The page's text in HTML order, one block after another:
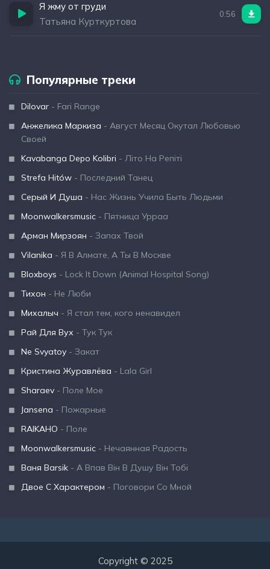
Я жму от груди
Татьяна Курткуртова
0:56
Популярные треки
Dilovar - Fari Range
Анжелика Маркиза - Август Месяц Окутал Любовью
Своей
Kavabanga Depo Kolibri - Літо На Репіті
Strefa Hitów - Последний Танец
Серый И Душа - Нас Жизнь Учила Быть Людьми
Moonwalkersmusic - Пятница Урраа
Арман Мирзоян - Запах Твой
Vilanika - Я В Алмате, А Ты В Москве
Bloxboys - Lock It Down (Animal Hospital Song)
Тихон - Не Люби
Михалыч - Я стал тем, кого ненавидел
Рай Для Вух - Тук Тук
Ne Svyatoy - Закат
Кристина Журавлёва - Lala Girl
Sharaev - Поле Мое
Jansena - Пожарные
RAIKAHO - Поле
Moonwalkersmusic - Нечаянная Радость
Ваня Barsik - А Впав Він В Душу Він Тобі
Двое С Характером - Поговори Со Мной
Copyright © 2025